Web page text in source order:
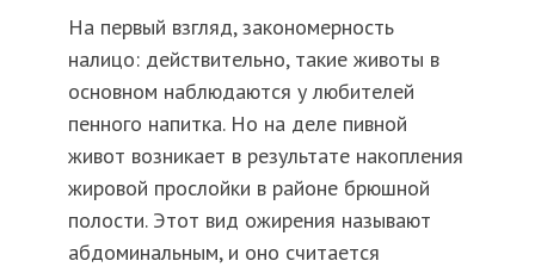
На первый взгляд, закономерность
налицо: действительно, такие животы в
основном наблюдаются у любителей
пенного напитка. Но на деле пивной
живот возникает в результате накопления
жировой прослойки в районе брюшной
полости. Этот вид ожирения называют
абдоминальным, и оно считается